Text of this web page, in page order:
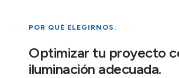
POR QUÉ ELEGIRNOS.
Optimizar tu proyecto
iluminación adecuada.